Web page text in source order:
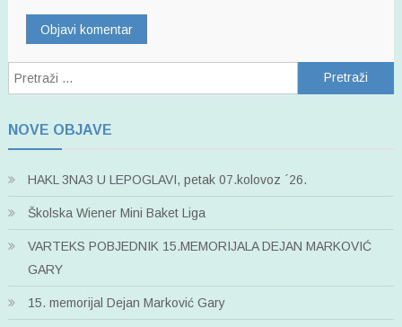
Pretraži:
NOVE OBJAVE
HAKL 3NA3 U LEPOGLAVI, petak 07.kolovoz ´26.
Školska Wiener Mini Baket Liga
VARTEKS POBJEDNIK 15.MEMORIJALA DEJAN MARKOVIĆ
GARY
15. memorijal Dejan Marković Gary